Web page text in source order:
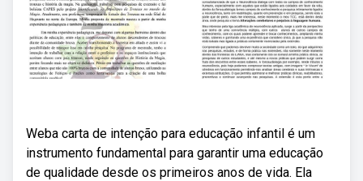
Weba carta de intenção para educação infantil é um
instrumento fundamental para garantir uma educação
de qualidade desde os primeiros anos de vida. Ela